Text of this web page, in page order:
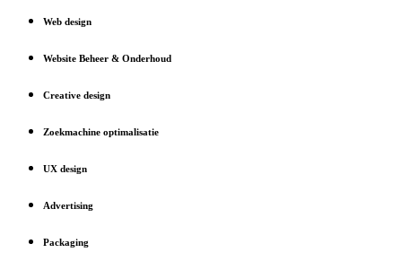
Web design
Website Beheer & Onderhoud
Creative design
Zoekmachine optimalisatie
UX design
Advertising
Packaging